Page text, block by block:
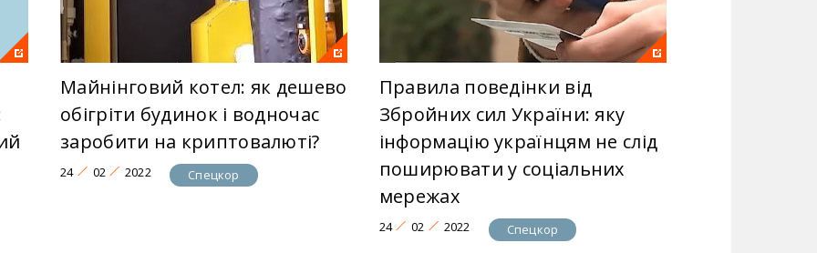
Майнінговий котел: як дешево
обігріти будинок і водночас
заробити на криптовалюті?
24 02 2022 Спецкор
Правила поведінки від
Збройних сил України: яку
інформацію українцям не слід
поширювати у соціальних
мережах
24 02 2022 Спецкор